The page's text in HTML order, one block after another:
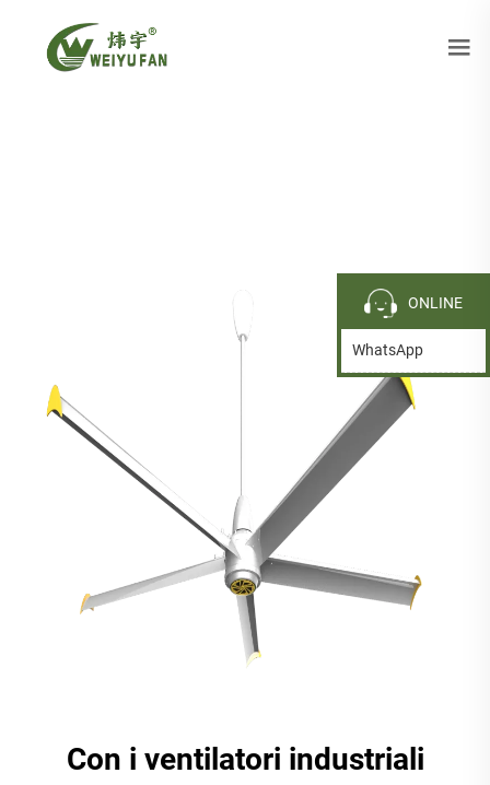
Con i ventilatori industriali
ONLINE
WhatsApp